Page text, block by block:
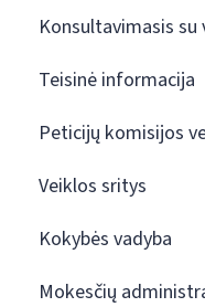
Konsultavimasis su
Teisinė informacija
Peticijų komisijos
Veiklos sritys
Kokybės vadyba
Mokesčių